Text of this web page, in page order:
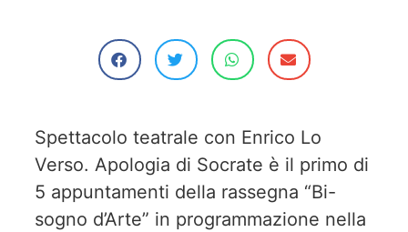
Spettacolo teatrale con Enrico Lo
Verso. Apologia di Socrate è il primo di
5 appuntamenti della rassegna “Bi-
sogno d’Arte” in programmazione nella